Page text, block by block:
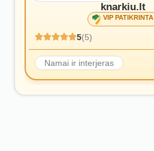
knarkiu.lt
VIP PATIKRINTA
5(5)
Namai ir interjeras